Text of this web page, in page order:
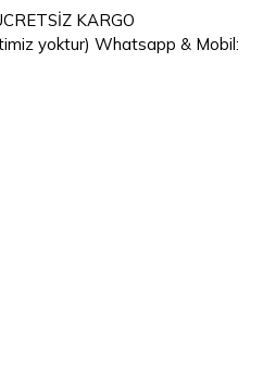
KARGO
yoktur) Whatsapp & Mobil: